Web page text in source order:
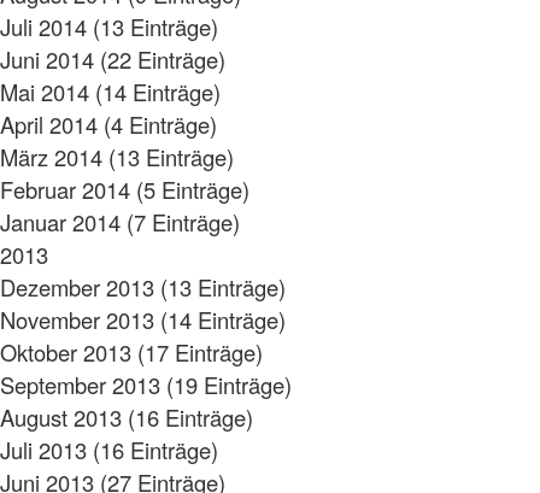
Juli 2014 (13 Einträge)
Juni 2014 (22 Einträge)
Mai 2014 (14 Einträge)
April 2014 (4 Einträge)
März 2014 (13 Einträge)
Februar 2014 (5 Einträge)
Januar 2014 (7 Einträge)
2013
Dezember 2013 (13 Einträge)
November 2013 (14 Einträge)
Oktober 2013 (17 Einträge)
September 2013 (19 Einträge)
August 2013 (16 Einträge)
Juli 2013 (16 Einträge)
Juni 2013 (27 Einträge)